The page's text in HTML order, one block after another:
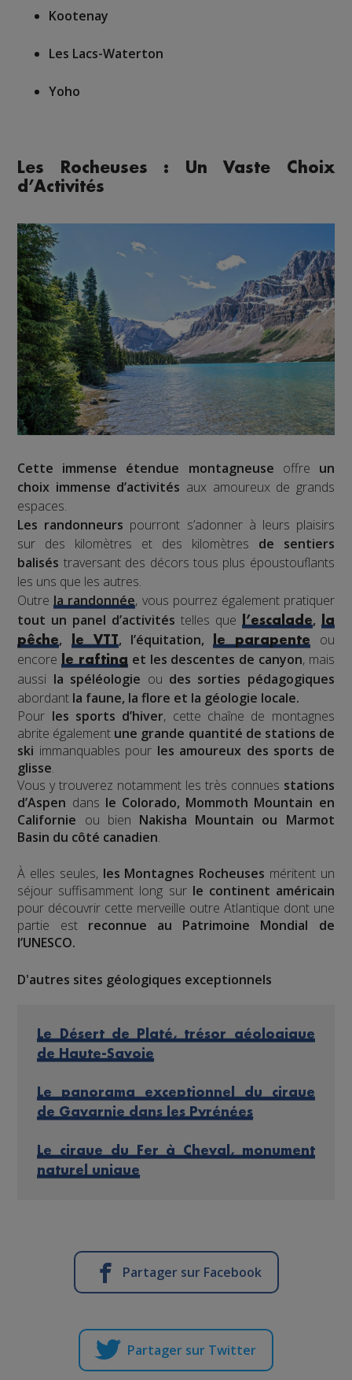
Kootenay
Les Lacs-Waterton
Yoho
Les Rocheuses : Un Vaste Choix
d’Activités
Cette immense étendue montagneuse offre un
choix immense d’activités aux amoureux de grands
espaces.
Les randonneurs pourront s’adonner à leurs plaisirs
sur des kilomètres et des kilomètres de sentiers
balisés traversant des décors tous plus époustouflants
les uns que les autres.
Outrela randonnée, vous pourrez également pratiquer
tout un panel d’activités telles que l’escalade,
la
pêche, le VTT, l’équitation, le parapente
ou
encore le raftinget les descentes de canyon, mais
aussi la spéléologie ou des sorties pédagogiques
abordant la faune, la flore et la géologie locale.
Pour les sports d’hiver, cette chaîne de montagnes
abrite également une grande quantité de stations de
ski immanquables pour les amoureux des sports de
glisse.
Vous y trouverez notamment les très connues stations
d’Aspen dans le Colorado, Mommoth Mountain en
Californie ou bien Nakisha Mountain ou Marmot
Basin du côté canadien.
À elles seules, les Montagnes Rocheuses méritent un
séjour suffisamment long surle continent américain
pour découvrir cette merveille outre Atlantique dont une
partie est reconnue au Patrimoine Mondial de
l’UNESCO.
D'autres sites géologiques exceptionnels
Le Désert de Platé, trésor géologique
de Haute-Savoie
Le panorama exceptionnel du cirque
de Gavarnie dans les Pyrénées
Le cirque du Fer à Cheval, monument
naturel unique
Partager sur Facebook
Partager sur Twitter